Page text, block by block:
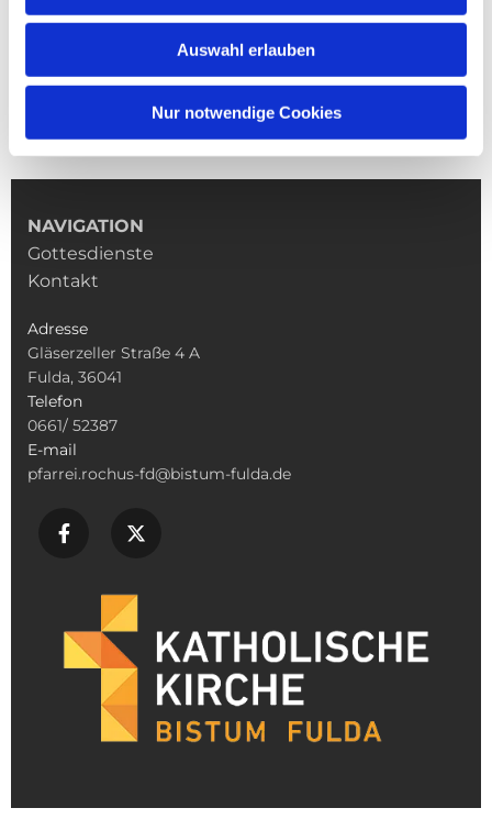
Auswahl erlauben
Nur notwendige Cookies
NAVIGATION
Gottesdienste
Kontakt
Adresse
Gläserzeller Straße 4 A
Fulda, 36041
Telefon
0661/ 52387
E-mail
pfarrei.rochus-fd@bistum-fulda.de